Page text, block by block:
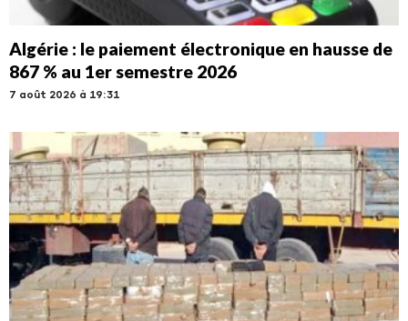
Algérie : le paiement électronique en hausse de
867 % au 1er semestre 2026
7 août 2026 à 19:31